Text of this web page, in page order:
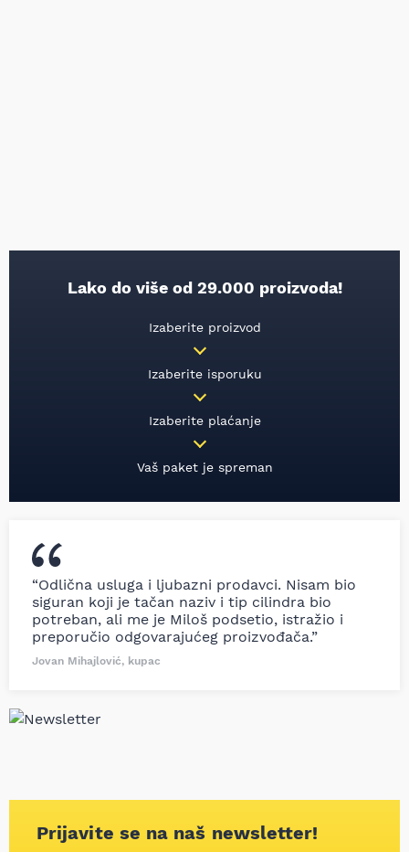
Lako do više od 29.000 proizvoda!
Izaberite proizvod
Izaberite isporuku
Izaberite plaćanje
Vaš paket je spreman
“Odlična usluga i ljubazni prodavci. Nisam bio
siguran koji je tačan naziv i tip cilindra bio
potreban, ali me je Miloš podsetio, istražio i
preporučio odgovarajućeg proizvođača.”
Jovan Mihajlović, kupac
Prijavite se na naš newsletter!